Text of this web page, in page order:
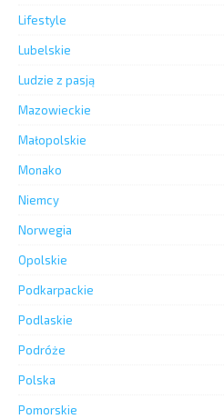
Lifestyle
Lubelskie
Ludzie z pasją
Mazowieckie
Małopolskie
Monako
Niemcy
Norwegia
Opolskie
Podkarpackie
Podlaskie
Podróże
Polska
Pomorskie